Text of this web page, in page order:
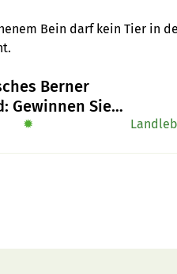
Bein darf kein Tier in
Berner
Gewinnen Sie
«Alpe-Chuchi»
✹